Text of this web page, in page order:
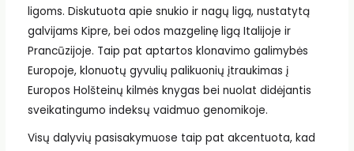
ligoms. Diskutuota apie snukio ir nagų ligą, nustatytą
galvijams Kipre, bei odos mazgelinę ligą Italijoje ir
Prancūzijoje. Taip pat aptartos klonavimo galimybės
Europoje, klonuotų gyvulių palikuonių įtraukimas į
Europos Holšteinų kilmės knygas bei nuolat didėjantis
sveikatingumo indeksų vaidmuo genomikoje.
Visų dalyvių pasisakymuose taip pat akcentuota, kad